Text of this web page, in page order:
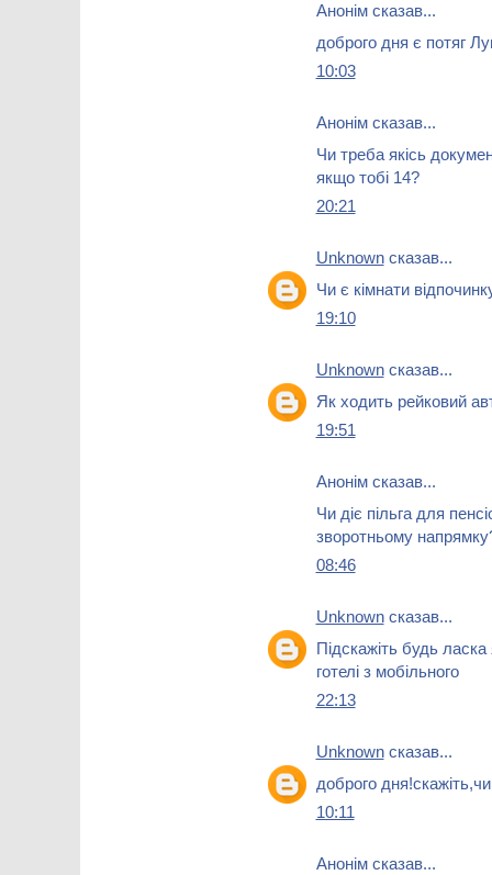
Анонім сказав...
доброго дня є потяг
10:03
Анонім сказав...
Чи треба якісь
якщо тобі 14?
20:21
Unknownсказав...
Чи є кімнати
19:10
Unknownсказав...
Як ходить рейковий
19:51
Анонім сказав...
Чи діє пільга для
зворотньому
08:46
Unknownсказав...
Підскажіть будь
готелі з мобільного
22:13
Unknownсказав...
доброго
10:11
Анонім сказав...